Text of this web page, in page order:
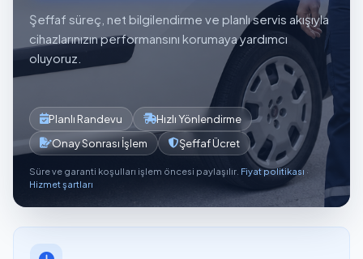
Şeffaf süreç, net bilgilendirme ve planlı servis akışıyla
cihazlarınızın performansını korumaya yardımcı
oluyoruz.
Planlı Randevu
Hızlı Yönlendirme
Onay Sonrası İşlem
Şeffaf Ücret
Süre ve garanti koşulları işlem öncesi paylaşılır. Fiyat politikası ·
Hizmet şartları